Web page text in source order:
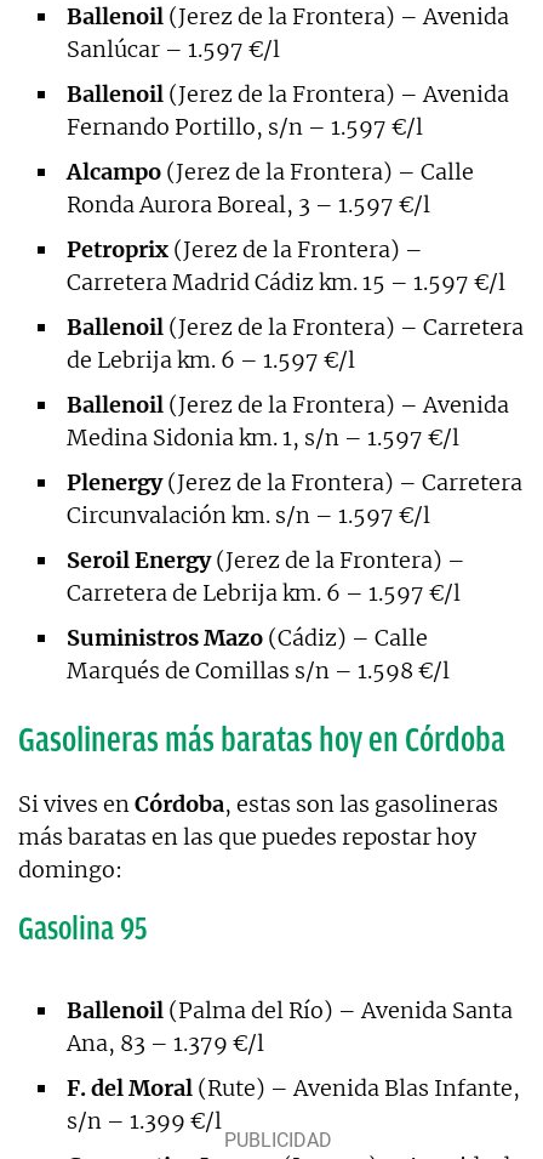
Ballenoil (Jerez de la Frontera) – Avenida
Sanlúcar – 1.597 €/l
Ballenoil (Jerez de la Frontera) – Avenida
Fernando Portillo, s/n – 1.597 €/l
Alcampo (Jerez de la Frontera) – Calle
Ronda Aurora Boreal, 3 – 1.597 €/l
Petroprix (Jerez de la Frontera) –
Carretera Madrid Cádiz km. 15 – 1.597 €/l
Ballenoil (Jerez de la Frontera) – Carretera
de Lebrija km. 6 – 1.597 €/l
Ballenoil (Jerez de la Frontera) – Avenida
Medina Sidonia km. 1, s/n – 1.597 €/l
Plenergy(Jerez de la Frontera) – Carretera
Circunvalación km. s/n – 1.597 €/l
Seroil Energy(Jerez de la Frontera) –
Carretera de Lebrija km. 6 – 1.597 €/l
Suministros Mazo (Cádiz) – Calle
Marqués de Comillas s/n – 1.598 €/l
Gasolineras más baratas hoy en Córdoba
Si vives enCórdoba, estas son las gasolineras
más baratas en las que puedes repostar hoy
domingo:
Gasolina 95
Ballenoil (Palma del Río) – Avenida Santa
Ana, 83 – 1.379 €/l
F. del Moral (Rute) – Avenida Blas Infante,
s/n – 1.399 €/l